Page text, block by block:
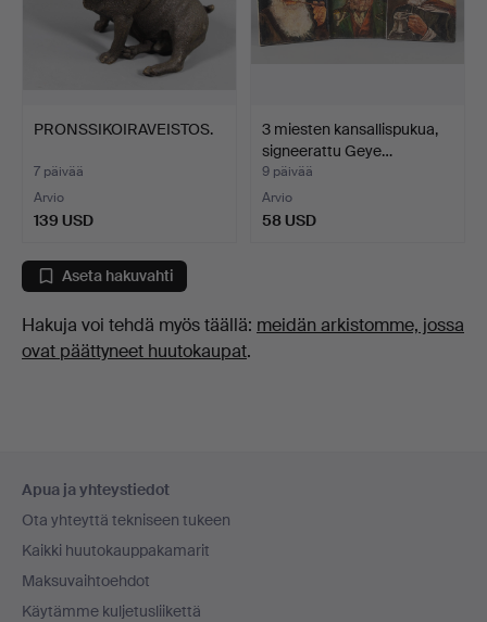
PRONSSIKOIRAVEISTOS.
7 päivää
Arvio
139 USD
3 miesten kansallispukua,
signeerattu Geye…
9 päivää
Arvio
58 USD
Aseta hakuvahti
Hakuja voi tehdä myös täällä: meidän arkistomme, jossa
ovat päättyneet huutokaupat.
Apua ja yhteystiedot
Ota yhteyttä tekniseen tukeen
Kaikki huutokauppakamarit
Maksuvaihtoehdot
Käytämme kuljetusliikettä